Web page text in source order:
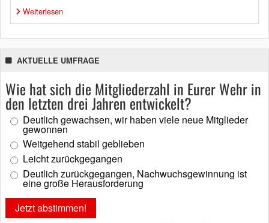
Weiterlesen
AKTUELLE UMFRAGE
Wie hat sich die Mitgliederzahl in Eurer Wehr in
den letzten drei Jahren entwickelt?
Deutlich gewachsen, wir haben viele neue Mitglieder
gewonnen
Weitgehend stabil geblieben
Leicht zurückgegangen
Deutlich zurückgegangen, Nachwuchsgewinnung ist
eine große Herausforderung